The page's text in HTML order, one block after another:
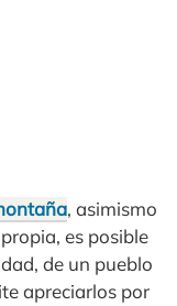
, asimismo
es posible
de un pueblo
apreciarlos por